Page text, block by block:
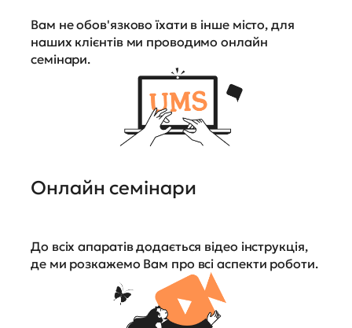
Вам не обов'язково їхати в інше місто, для
наших клієнтів ми проводимо онлайн
семінари.
Онлайн семінари
До всіх апаратів додається відео інструкція,
де ми розкажемо Вам про всі аспекти роботи.